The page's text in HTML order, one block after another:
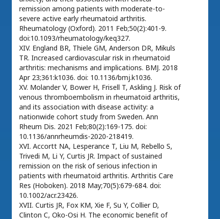
remission among patients with moderate-to-
severe active early rheumatoid arthritis.
Rheumatology (Oxford). 2011 Feb;50(2):401-9.
doi:10.1093/rheumatology/keq327.
XIV. England BR, Thiele GM, Anderson DR, Mikuls
TR. Increased cardiovascular risk in rheumatoid
arthritis: mechanisms and implications. BMJ. 2018
Apr 23;361:k1036. doi: 10.1136/bmj.k1036.
XV. Molander V, Bower H, Frisell T, Askling J. Risk of
venous thromboembolism in rheumatoid arthritis,
and its association with disease activity: a
nationwide cohort study from Sweden. Ann
Rheum Dis. 2021 Feb;80(2):169-175. doi:
10.1136/annrheumdis-2020-218419.
XVI. Accortt NA, Lesperance T, Liu M, Rebello S,
Trivedi M, Li Y, Curtis JR. Impact of sustained
remission on the risk of serious infection in
patients with rheumatoid arthritis. Arthritis Care
Res (Hoboken). 2018 May;70(5):679-684. doi:
10.1002/acr.23426.
XVII. Curtis JR, Fox KM, Xie F, Su Y, Collier D,
Clinton C, Oko-Osi H. The economic benefit of